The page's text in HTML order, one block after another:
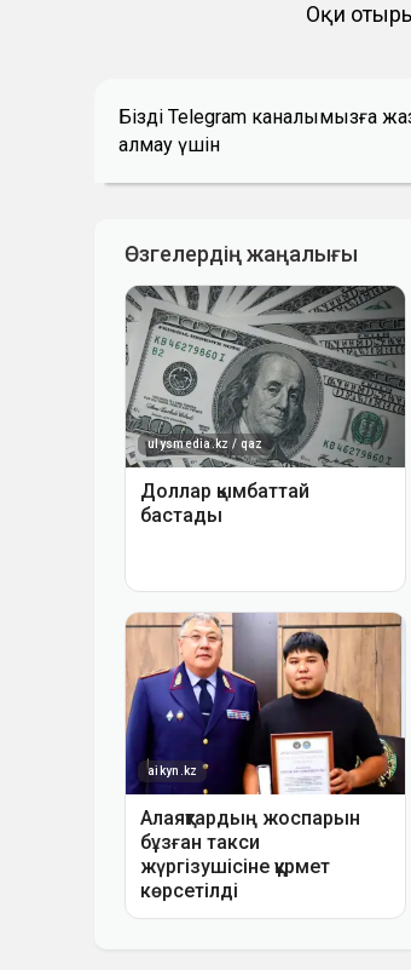
Оқи
Біздің Telegram каналымызға
алмау үшін